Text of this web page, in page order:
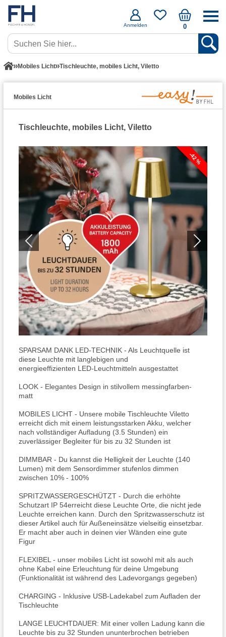
Anmelden 0
Mobiles Licht Tischleuchte, mobiles Licht, Viletto
Mobiles Licht
Tischleuchte, mobiles Licht, Viletto
-42 %
SPARSAM DANK LED-TECHNIK - Als Leuchtquelle ist
diese Leuchte mit langlebigen und
energieeffizienten LED-Leuchtmitteln ausgestattet
LOOK - Elegantes Design in stilvollem messingfarben-
matt
MOBILES LICHT - Unsere mobile Tischleuchte Viletto
erreicht dich mit einem leistungsstarken Akku, welcher
nach vollständiger Aufladung (3.5 Stunden) ein
zuverlässiger Begleiter für bis zu 32 Stunden ist
DIMMBAR - Du kannst die Helligkeit der Leuchte (140
Lumen) mit dem Sensordimmer stufenlos dimmen
zwischen 10% - 100%
SPRITZWASSERGESCHÜTZT - Durch die erhöhte
Schutzart IP 54erreicht diese Leuchte Orte, die nicht jede
Leuchte erreichen kann. Durch den Spritzwasserschutz ist
dieser Artikel auch für Außeneinsätze vielseitig einsetzbar.
Er macht aber auch in deinen vier Wänden eine gute
Figur
FLEXIBEL - unser mobiles Licht ist sowohl mit als auch
ohne Kabel eine Erleuchtung für deine Umgebung
(Funktionalität ist während des Ladevorgangs gegeben)
CHARGING - Inklusive USB-Ladekabel zum Aufladen der
Tischleuchte
LANGE LEUCHTDAUER: Mit einer vollen Ladung kann die
Leuchte bis zu 32 Stunden ununterbrochen betrieben